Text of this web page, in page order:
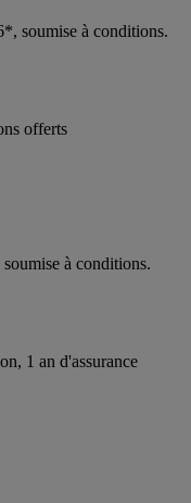
soumise à conditions.
offerts
à conditions.
1 an d'assurance